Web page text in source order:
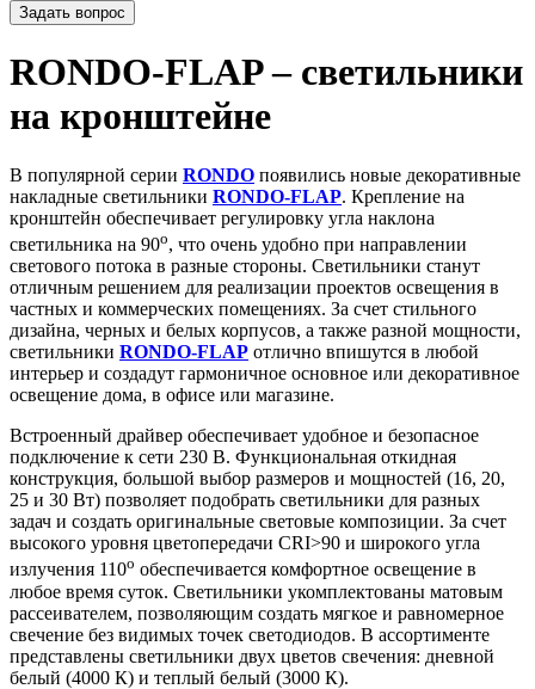
Задать вопрос
RONDO-FLAP – светильники
на кронштейне
В популярной серии RONDO появились новые декоративные
накладные светильники RONDO-FLAP. Крепление на
кронштейн обеспечивает регулировку угла наклона
светильника на 90o, что очень удобно при направлении
светового потока в разные стороны. Светильники станут
отличным решением для реализации проектов освещения в
частных и коммерческих помещениях. За счет стильного
дизайна, черных и белых корпусов, а также разной мощности,
светильники RONDO-FLAP отлично впишутся в любой
интерьер и создадут гармоничное основное или декоративное
освещение дома, в офисе или магазине.
Встроенный драйвер обеспечивает удобное и безопасное
подключение к сети 230 В. Функциональная откидная
конструкция, большой выбор размеров и мощностей (16, 20,
25 и 30 Вт) позволяет подобрать светильники для разных
задач и создать оригинальные световые композиции. За счет
высокого уровня цветопередачи CRI>90 и широкого угла
излучения 110o обеспечивается комфортное освещение в
любое время суток. Светильники укомплектованы матовым
рассеивателем, позволяющим создать мягкое и равномерное
свечение без видимых точек светодиодов. В ассортименте
представлены светильники двух цветов свечения: дневной
белый (4000 К) и теплый белый (3000 К).